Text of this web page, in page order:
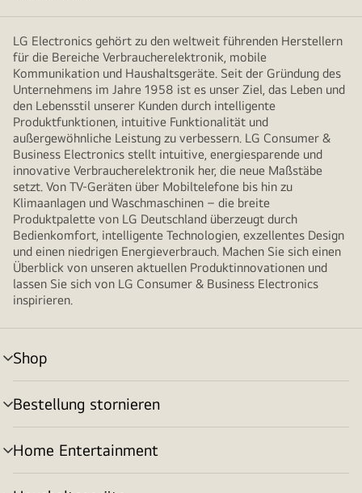
LG Electronics gehört zu den weltweit führenden Herstellern
für die Bereiche Verbraucherelektronik, mobile
Kommunikation und Haushaltsgeräte. Seit der Gründung des
Unternehmens im Jahre 1958 ist es unser Ziel, das Leben und
den Lebensstil unserer Kunden durch intelligente
Produktfunktionen, intuitive Funktionalität und
außergewöhnliche Leistung zu verbessern. LG Consumer &
Business Electronics stellt intuitive, energiesparende und
innovative Verbraucherelektronik her, die neue Maßstäbe
setzt. Von TV-Geräten über Mobiltelefone bis hin zu
Klimaanlagen und Waschmaschinen – die breite
Produktpalette von LG Deutschland überzeugt durch
Bedienkomfort, intelligente Technologien, exzellentes Design
und einen niedrigen Energieverbrauch. Machen Sie sich einen
Überblick von unseren aktuellen Produktinnovationen und
lassen Sie sich von LG Consumer & Business Electronics
inspirieren.
Shop
Menü
umschalten
Bestellung stornieren
Menü
umschalten
Home Entertainment
Menü
umschalten